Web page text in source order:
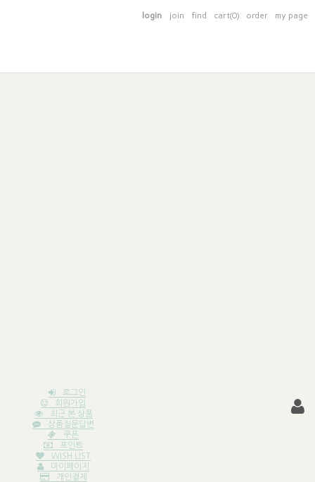
login join find cart(0) order my page
로그인
회원가입
최근 본 상품
상품질문답변
쿠폰
포인트
WISH LIST
마이페이지
개인결제